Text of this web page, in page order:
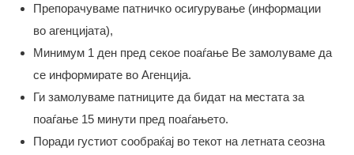
Препорачуваме патничко осигурување (информации
во агенцијата),
Минимум 1 ден пред секое поаѓање Ве замолуваме да
се информирате во Агенција.
Ги замолуваме патниците да бидат на местата за
поаѓање 15 минути пред поаѓањето.
Поради густиот сообраќај во текот на летната сеозна